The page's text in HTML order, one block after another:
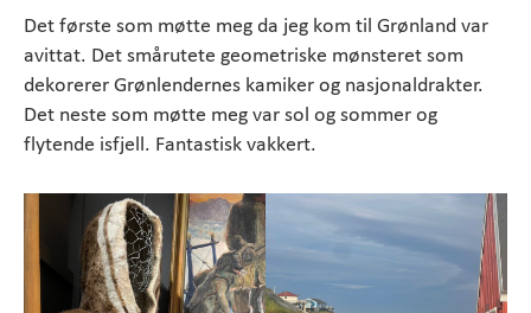
Det første som møtte meg da jeg kom til Grønland var
avittat. Det smårutete geometriske mønsteret som
dekorerer Grønlendernes kamiker og nasjonaldrakter.
Det neste som møtte meg var sol og sommer og
flytende isfjell. Fantastisk vakkert.